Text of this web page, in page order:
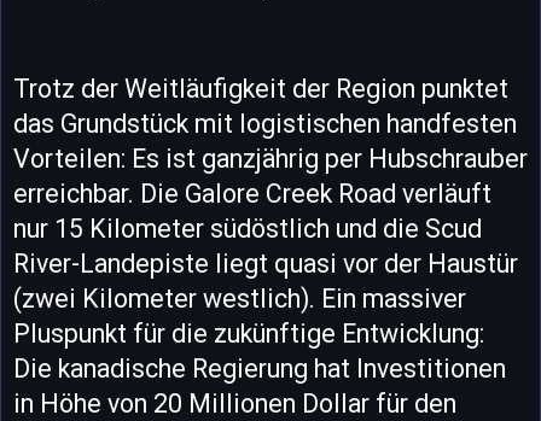
Trotz der Weitläufigkeit der Region punktet
das Grundstück mit logistischen handfesten
Vorteilen: Es ist ganzjährig per Hubschrauber
erreichbar. Die Galore Creek Road verläuft
nur 15 Kilometer südöstlich und die Scud
River-Landepiste liegt quasi vor der Haustür
(zwei Kilometer westlich). Ein massiver
Pluspunkt für die zukünftige Entwicklung:
Die kanadische Regierung hat Investitionen
in Höhe von 20 Millionen Dollar für den